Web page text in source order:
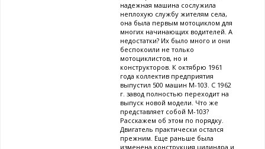
надежная машина сослужила
неплохую службу жителям села,
она была первым мотоциклом для
многих начинающих водителей. А
недостатки? Их было много и они
беспокоили не только
мотоциклистов, но и
конструкторов. К октябрю 1961
года коллектив предприятия
выпустил 500 машин М-103. С 1962
г. завод полностью переходит на
выпуск новой модели. Что же
представляет собой М-103?
Расскажем об этом по порядку.
Двигатель практически остался
прежним. Еще раньше была
изменена конструкция цилиндра и